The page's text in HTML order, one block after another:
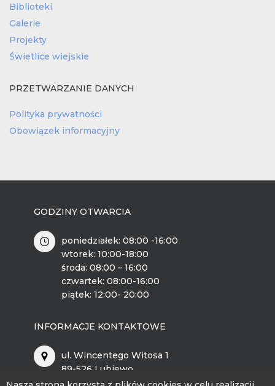
Biblioteki
Galerie
Projekty
Świetlice wiejskie
PRZETWARZANIE DANYCH
Polityka prywatności
Obowiązek informacyjny
GODZINY OTWARCIA
poniedziałek: 08:00 -16:00
wtorek: 10:00-18:00
środa: 08:00 – 16:00
czwartek: 08:00-16:00
piątek: 12:00- 20:00
INFORMACJE KONTAKTOWE
ul. Wincentego Witosa 1
89-526 Lubiewo